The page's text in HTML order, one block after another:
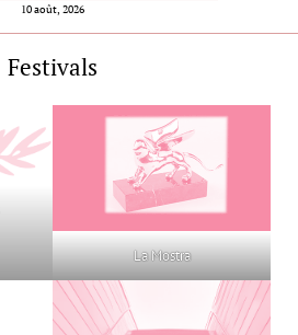
10 août, 2026
Festivals
La Mostra